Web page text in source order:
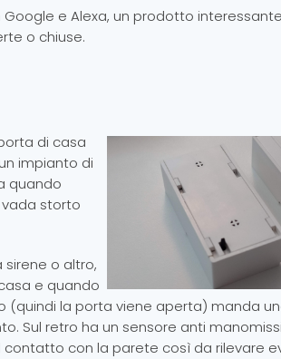
e Alexa, un prodotto
o chiuse.
di casa
impianto di
quando
storto
sirene o altro,
e quando
(quindi la porta viene aperta) manda
Sul retro ha un sensore anti
contatto con la parete così da rilevare